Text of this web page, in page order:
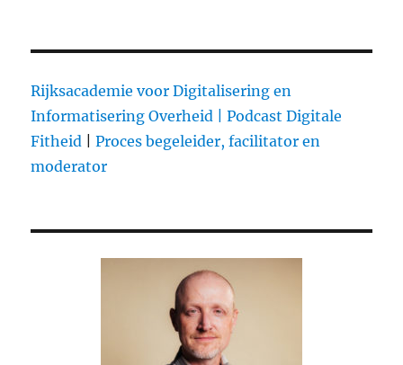
Rijksacademie voor Digitalisering en
Informatisering Overheid |
Podcast Digitale
Fitheid |Proces begeleider, facilitator en
moderator